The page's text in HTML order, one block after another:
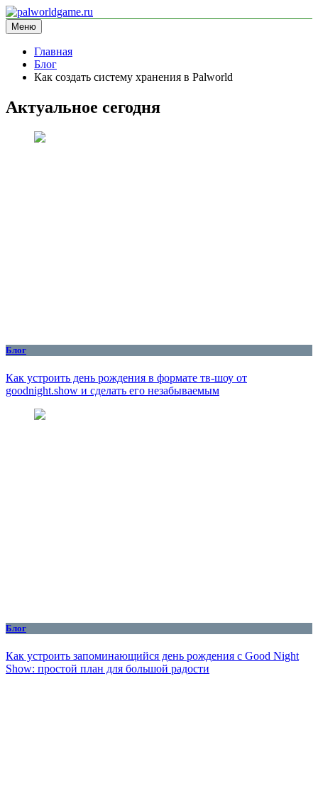
Перейти
к
содержимому
palworldgame.ru
информационный сайт
Меню
Главная
Блог
Как создать систему хранения в Palworld
Актуальное сегодня
Блог
Как устроить день рождения в формате тв-шоу от
goodnight.show и сделать его незабываемым
Блог
Как устроить запоминающийся день рождения с Good Night
Show: простой план для большой радости